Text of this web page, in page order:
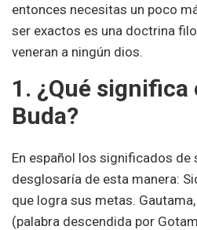
entonces necesitas un poco
ser exactos es una doctrina
veneran a ningún dios.
1. ¿Qué
Buda?
En español los significados de
desglosaría de esta manera:
que logra sus metas.
(palabra descendida por